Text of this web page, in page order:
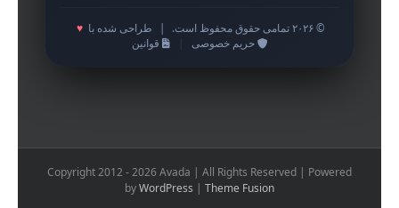
© ۲۰۲۶ تمامی حقوق محفوظ است. طراحی شده با ♥
حریم خصوصی
قوانین
Copyright 2012 - 2026 Avada | All Rights Reserved | Powered
byWordPress | Theme Fusion